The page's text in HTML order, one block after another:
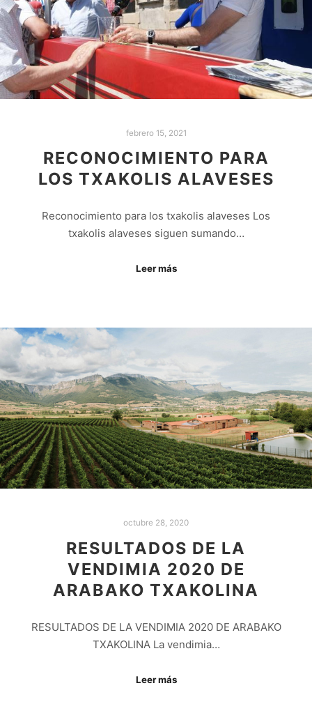
febrero 15, 2021
RECONOCIMIENTO PARA
LOS TXAKOLIS ALAVESES
Reconocimiento para los txakolis alaveses Los
txakolis alaveses siguen sumando…
Leer más
octubre 28, 2020
RESULTADOS DE LA
VENDIMIA 2020 DE
ARABAKO TXAKOLINA
RESULTADOS DE LA VENDIMIA 2020 DE ARABAKO
TXAKOLINA La vendimia…
Leer más